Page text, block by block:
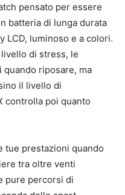
pensato per essere
batteria di lunga durata
LCD, luminoso e a colori.
di stress, le
riposare, ma
il livello di
controlla poi quanto
tue prestazioni quando
tra oltre venti
pure percorsi di